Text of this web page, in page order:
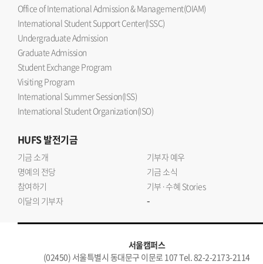
Office of International Admission & Management(OIAM)
International Student Support Center(ISSC)
Undergraduate Admission
Graduate Admission
Student Exchange Program
Visiting Program
International Summer Session(ISS)
International Student Organization(ISO)
HUFS발전기금
기금 소개
기부자 예우
명예의 전당
기금 소식
참여하기
기부·수혜 Stories
이달의 기부자
-
서울캠퍼스
(02450) 서울특별시 동대문구 이문로 107 Tel. 82-2-2173-2114